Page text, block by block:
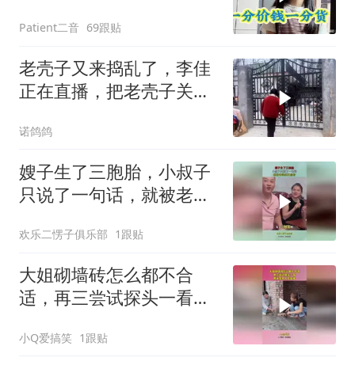
Patient二音 69跟贴
老壳子又来捣乱了，李佳
正在直播，把老壳子关在
诺鸽鸽
嫂子生了三胞胎，小叔子
只说了一句话，就被老婆
欢乐二愣子俱乐部 1跟贴
大姐砌墙砖怎么都不合
适，再三尝试探头一看，
小Q爱搞笑 1跟贴